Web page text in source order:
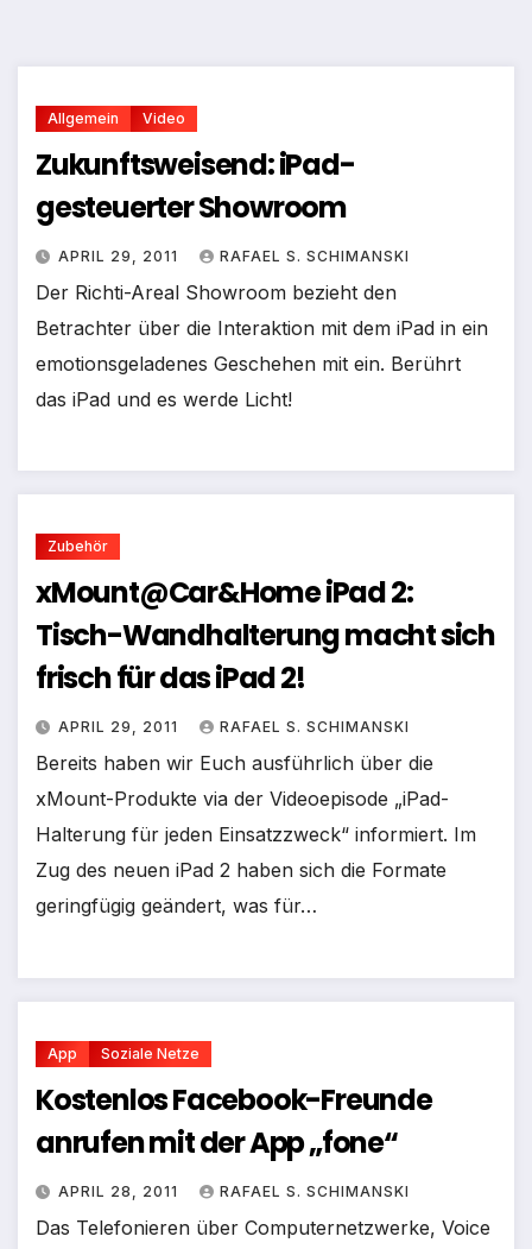
Allgemein Video
Zukunftsweisend: iPad-
gesteuerter Showroom
APRIL 29, 2011 RAFAEL S. SCHIMANSKI
Der Richti-Areal Showroom bezieht den
Betrachter über die Interaktion mit dem iPad in ein
emotionsgeladenes Geschehen mit ein. Berührt
das iPad und es werde Licht!
Zubehör
xMount@Car&Home iPad 2:
Tisch-Wandhalterung macht sich
frisch für das iPad 2!
APRIL 29, 2011 RAFAEL S. SCHIMANSKI
Bereits haben wir Euch ausführlich über die
xMount-Produkte via der Videoepisode „iPad-
Halterung für jeden Einsatzzweck“ informiert. Im
Zug des neuen iPad 2 haben sich die Formate
geringfügig geändert, was für…
App Soziale Netze
Kostenlos Facebook-Freunde
anrufen mit der App „fone“
APRIL 28, 2011 RAFAEL S. SCHIMANSKI
Das Telefonieren über Computernetzwerke, Voice